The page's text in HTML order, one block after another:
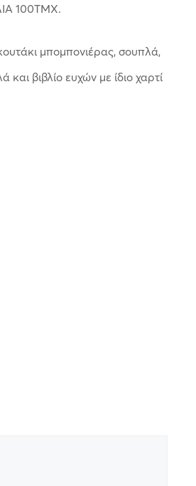
100ΤΜΧ.
μπομπονιέρας, σουπλά,
βιβλίο ευχών με ίδιο χαρτί